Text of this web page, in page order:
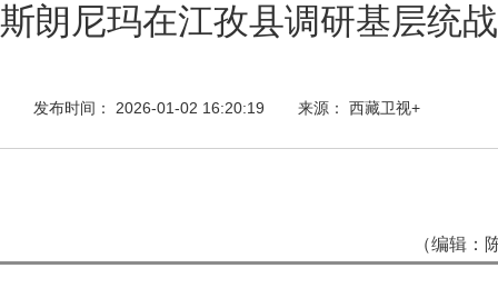
斯朗尼玛在江孜县调研基层统
发布时间： 2026-01-02 16:20:19 来源： 西藏卫视+
（编辑：